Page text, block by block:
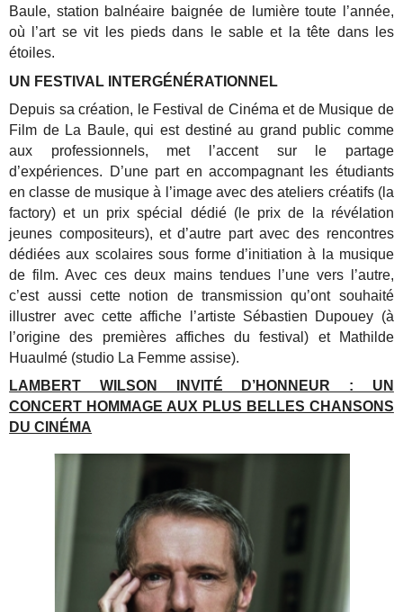
Baule, station balnéaire baignée de lumière toute l’année,
où l’art se vit les pieds dans le sable et la tête dans les
étoiles.
UN FESTIVAL INTERGÉNÉRATIONNEL
Depuis sa création, le Festival de Cinéma et de Musique de
Film de La Baule, qui est destiné au grand public comme
aux professionnels, met l’accent sur le partage
d’expériences. D’une part en accompagnant les étudiants
en classe de musique à l’image avec des ateliers créatifs (la
factory) et un prix spécial dédié (le prix de la révélation
jeunes compositeurs), et d’autre part avec des rencontres
dédiées aux scolaires sous forme d’initiation à la musique
de film.Avec ces deux mains tendues l’une vers l’autre,
c’est aussi cette notion de transmission qu’ont souhaité
illustrer avec cette affiche l’artiste Sébastien Dupouey (à
l’origine des premières affiches du festival) et Mathilde
Huaulmé (studio La Femme assise).
LAMBERT WILSON INVITÉ D’HONNEUR : UN
CONCERT HOMMAGE AUX PLUS BELLES CHANSONS
DU CINÉMA